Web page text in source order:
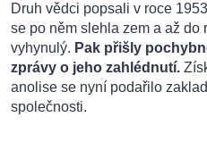
Druh vědci popsali v roce
se po něm slehla zem a až do
vyhynulý. Pak přišly
zprávy o jeho zahlédnutí.
anolise se nyní podařilo
společnosti.